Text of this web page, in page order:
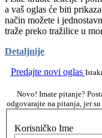
a vaš oglas će biti
način možete i
traže preko tražilice u
Detaljnije
Predajte novi oglas
Novo! Imate pitanje?
odgovarajte na pitanja, jer
Korisničko Ime